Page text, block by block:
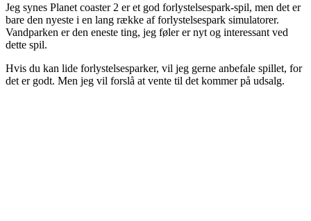
Jeg synes Planet coaster 2 er et god forlystelsespark-spil, men det er
bare den nyeste i en lang række af forlystelsespark simulatorer.
Vandparken er den eneste ting, jeg føler er nyt og interessant ved
dette spil.
Hvis du kan lide forlystelsesparker, vil jeg gerne anbefale spillet, for
det er godt. Men jeg vil forslå at vente til det kommer på udsalg.